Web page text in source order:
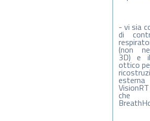
- vi sia
di
(non
3D) e
ottico
esterna
che